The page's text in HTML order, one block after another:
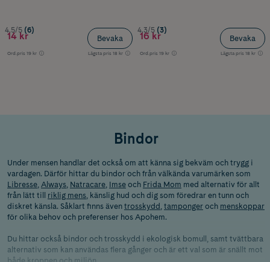
4.5/5 (6)
14 kr
Ord.pris 19 kr Lägsta pris 18 kr
Bevaka
4.3/5 (3)
16 kr
Ord.pris 19 kr Lägsta pris 18 kr
Bevaka
Bindor
Under mensen handlar det också om att känna sig bekväm och trygg i
vardagen. Därför hittar du bindor och från välkända varumärken som
Libresse, Always, Natracare, Imse och Frida Mom med alternativ för allt
från lätt till riklig mens, känslig hud och dig som föredrar en tunn och
diskret känsla. Såklart finns även trosskydd , tamponger och menskoppar
för olika behov och preferenser hos Apohem.
Du hittar också bindor och trosskydd i ekologisk bomull, samt tvättbara
alternativ som kan användas flera gånger och är ett val som är snällt mot